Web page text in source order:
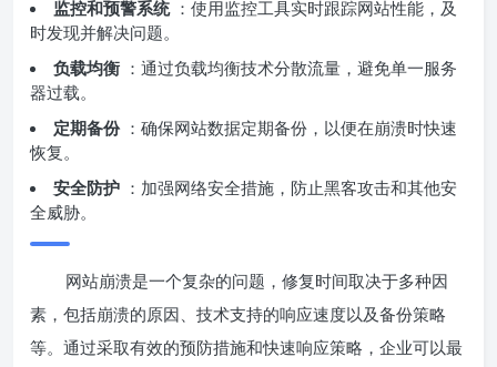
监控和预警系统 ：使用监控工具实时跟踪网站性能，及
时发现并解决问题。
负载均衡 ：通过负载均衡技术分散流量，避免单一服务
器过载。
定期备份 ：确保网站数据定期备份，以便在崩溃时快速
恢复。
安全防护 ：加强网络安全措施，防止黑客攻击和其他安
全威胁。
网站崩溃是一个复杂的问题，修复时间取决于多种因
素，包括崩溃的原因、技术支持的响应速度以及备份策略
等。通过采取有效的预防措施和快速响应策略，企业可以最